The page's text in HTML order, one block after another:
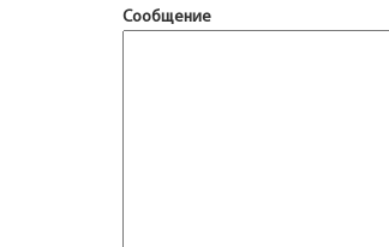
Сообщение